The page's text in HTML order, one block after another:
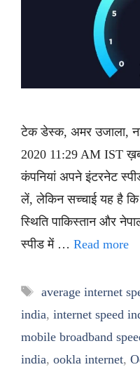
टेक डेस्क, अमर उजाला,
2020 11:29 AM IST
कंपनियां अपने इंटरनेट
लें, लेकिन सच्चाई यह है कि
स्थिति पाकिस्तान और
स्पीड में … Read more
Tags
average internet
india, internet speed
mobile broadband
india, ookla internet,